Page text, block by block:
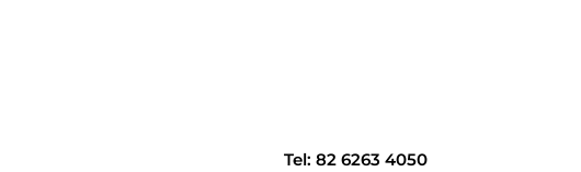
Tel: 82 6263 4050